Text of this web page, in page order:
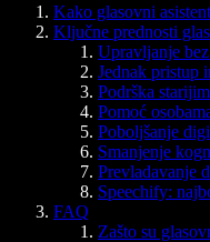
Kako glasovni
Ključne prednosti
Upravljanje
Jednak pristup
Podrška
Pomoć
Poboljšanje
Smanjenje
Prevladavanje
Speechify:
FAQ
Zašto su